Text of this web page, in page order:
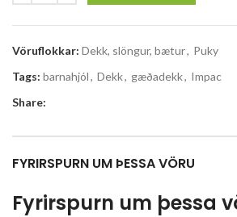
Vöruflokkar: Dekk, slöngur, bætur, Puky
Tags: barnahjól, Dekk, gæðadekk, Impac
Share:
FYRIRSPURN UM ÞESSA VÖRU
Fyrirspurn um þessa